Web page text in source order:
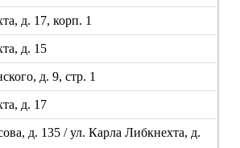
д. 17, корп. 1
д. 15
д. 9, стр. 1
д. 17
д. 135 / ул. Карла Либкнехта, д.